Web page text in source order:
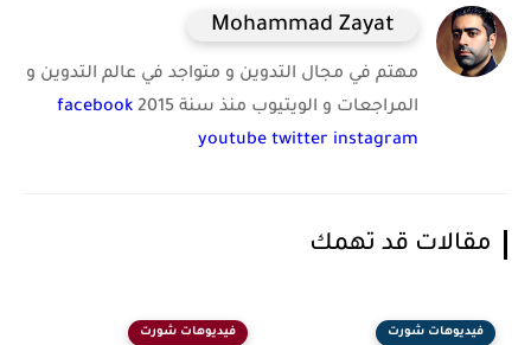
Mohammad Zayat
مهتم في مجال التدوين و متواجد في عالم التدوين و
المراجعات و الويتيوب منذ سنة 2015
facebook
youtube twitter instagram
مقالات قد تهمك
فيديوهات شورت فيديوهات شورت